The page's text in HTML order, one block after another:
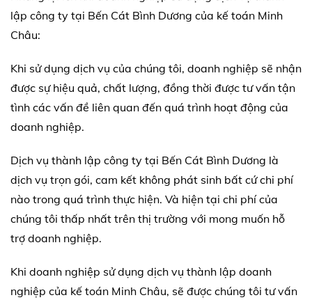
lập công ty tại Bến Cát Bình Dương của kế toán Minh
Châu:
Khi sử dụng dịch vụ của chúng tôi, doanh nghiệp sẽ nhận
được sự hiệu quả, chất lượng, đồng thời được tư vấn tận
tình các vấn đề liên quan đến quá trình hoạt động của
doanh nghiệp.
Dịch vụ thành lập công ty tại Bến Cát Bình Dương là
dịch vụ trọn gói, cam kết không phát sinh bất cứ chi phí
nào trong quá trình thực hiện. Và hiện tại chi phí của
chúng tôi thấp nhất trên thị trường với mong muốn hỗ
trợ doanh nghiệp.
Khi doanh nghiệp sử dụng dịch vụ thành lập doanh
nghiệp của kế toán Minh Châu, sẽ được chúng tôi tư vấn